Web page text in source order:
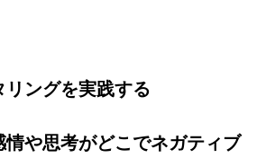
リングを実践する
情や思考がどこでネガティブ